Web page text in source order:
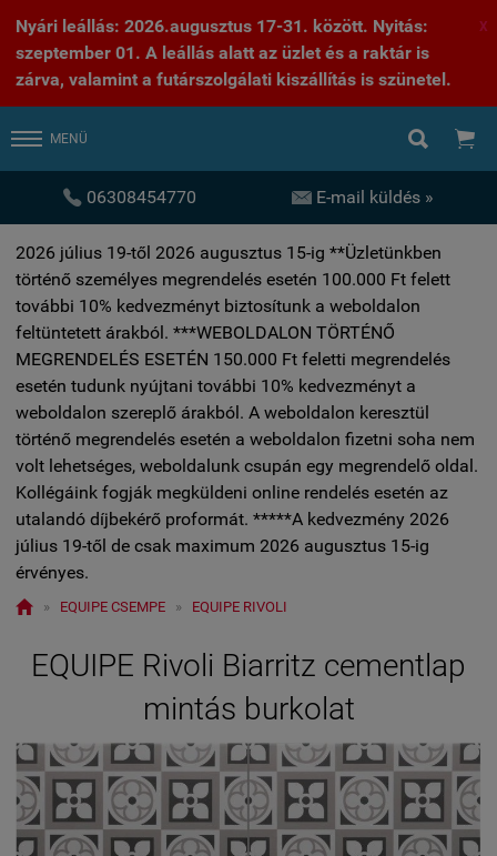
Nyári leállás: 2026.augusztus 17-31. között. Nyitás:
szeptember 01. A leállás alatt az üzlet és a raktár is
zárva, valamint a futárszolgálati kiszállítás is szünetel.
X
MENÜ  
 06308454770  E-mail küldés »
2026 július 19-től 2026 augusztus 15-ig **Üzletünkben
történő személyes megrendelés esetén 100.000 Ft felett
további 10% kedvezményt biztosítunk a weboldalon
feltüntetett árakból. ***WEBOLDALON TÖRTÉNŐ
MEGRENDELÉS ESETÉN 150.000 Ft feletti megrendelés
esetén tudunk nyújtani további 10% kedvezményt a
weboldalon szereplő árakból. A weboldalon keresztül
történő megrendelés esetén a weboldalon fizetni soha nem
volt lehetséges, weboldalunk csupán egy megrendelő oldal.
Kollégáink fogják megküldeni online rendelés esetén az
utalandó díjbekérő proformát. *****A kedvezmény 2026
július 19-től de csak maximum 2026 augusztus 15-ig
érvényes.
 » EQUIPE CSEMPE » EQUIPE RIVOLI
EQUIPE Rivoli Biarritz cementlap
mintás burkolat